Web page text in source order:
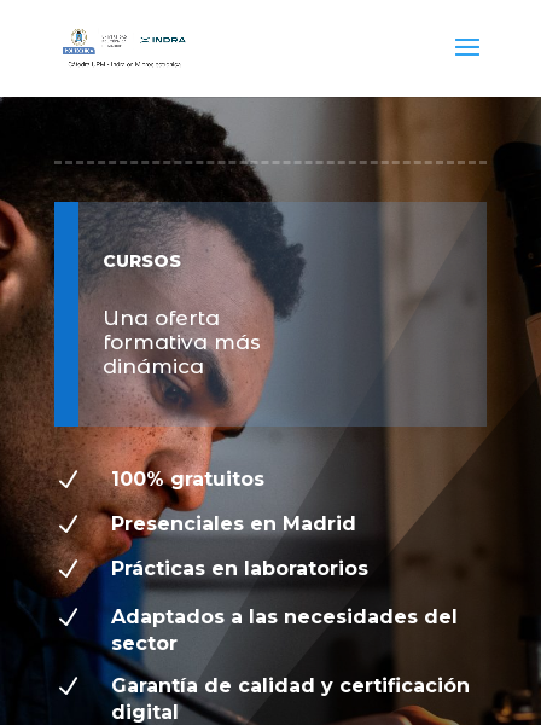
CURSOS
Una oferta
formativa más
dinámica
N 100% gratuitos
N Presenciales en Madrid
N Prácticas en laboratorios
N
Adaptados a las necesidades del
sector
N
Garantía de calidad y certificación
digital